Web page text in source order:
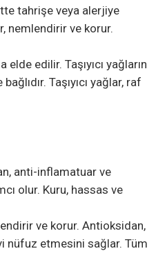
tahrişe veya alerjiye
nemlendirir ve korur.
edilir. Taşıyıcı yağların
Taşıyıcı yağlar, raf
anti-inflamatuar ve
olur. Kuru, hassas ve
ve korur. Antioksidan,
nüfuz etmesini sağlar. Tüm